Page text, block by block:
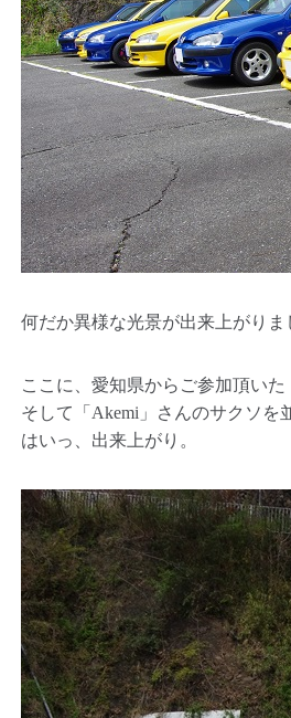
何だか異様な光景が出来上がりま
ここに、愛知県からご参加頂い
そして「Akemi」さんのサクソを
はいっ、出来上がり。